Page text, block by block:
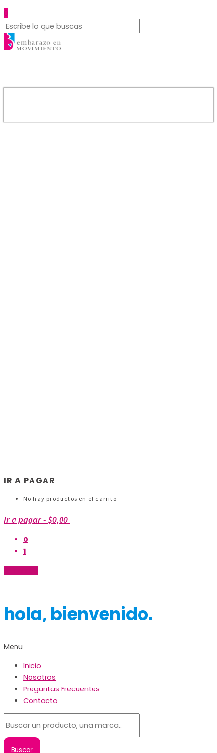
0
IR A PAGAR
No hay productos en el carrito
Ir a pagar- $0,00
0
1
hola, bienvenido.
Menu
Inicio
Nosotros
Preguntas Frecuentes
Contacto